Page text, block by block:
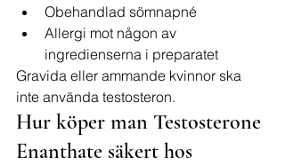
Obehandlad sömnapné
Allergi mot någon av
ingredienserna i preparatet
Gravida eller ammande kvinnor ska
inte använda testosteron.
Hur köper man Testosterone
Enanthate säkert hos